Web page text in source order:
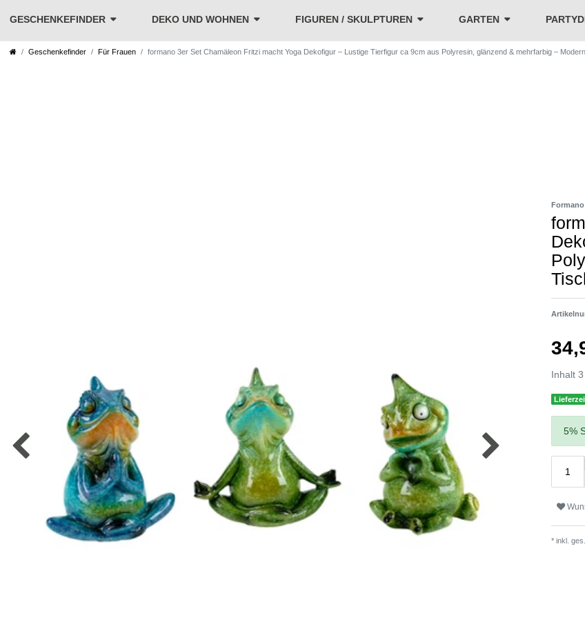
GESCHENKEFINDER DEKO UND WOHNEN FIGUREN / SKULPTUREN GARTEN
Geschenkefinder Für Frauen formano 3er Set Chamäleon Fritzi macht Yoga Dekofigur – Lustige Tierfigur ca 9cm aus Polyresin, glänzend & mehrfarbig –
Formano
Inhalt 3
5%
* inkl.